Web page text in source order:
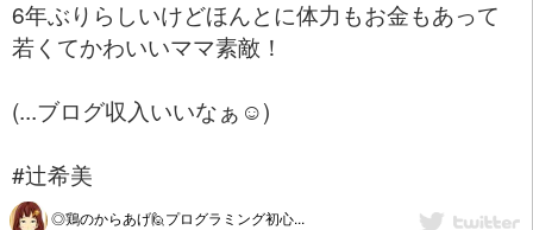
6年ぶりらしいけどほんとに体力もお金もあって
若くてかわいいママ素敵！
(...ブログ収入いいなぁ☺)
#辻希美
◎鶏のからあげ🙋プログラミング初心...